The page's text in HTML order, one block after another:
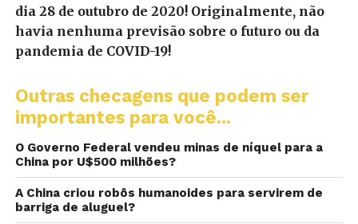
dia 28 de outubro de 2020! Originalmente, não
havia nenhuma previsão sobre o futuro ou da
pandemia de COVID-19!
Outras checagens que podem ser
importantes para você...
O Governo Federal vendeu minas de níquel para a
China por U$500 milhões?
A China criou robôs humanoides para servirem de
barriga de aluguel?